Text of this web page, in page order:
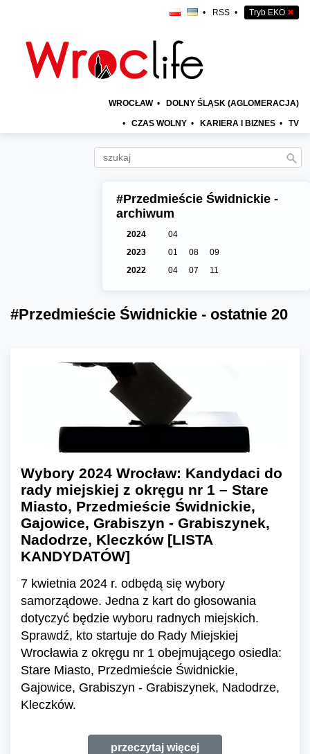
• RSS • Tryb EKO ✖
WROCŁAW • DOLNY ŚLĄSK (AGLOMERACJA)
• CZAS WOLNY • KARIERA I BIZNES • TV
#Przedmieście Świdnickie -
archiwum
2024
04
2023
01 08
09
2022
04 07 11
#Przedmieście Świdnickie - ostatnie 20
Wybory 2024 Wrocław: Kandydaci do
rady miejskiej z okręgu nr 1 – Stare
Miasto, Przedmieście Świdnickie,
Gajowice, Grabiszyn - Grabiszynek,
Nadodrze, Kleczków [LISTA
KANDYDATÓW]
7 kwietnia 2024 r. odbędą się wybory
samorządowe. Jedna z kart do głosowania
dotyczyć będzie wyboru radnych miejskich.
Sprawdź, kto startuje do Rady Miejskiej
Wrocławia z okręgu nr 1 obejmującego osiedla:
Stare Miasto, Przedmieście Świdnickie,
Gajowice, Grabiszyn - Grabiszynek, Nadodrze,
Kleczków.
przeczytaj więcej